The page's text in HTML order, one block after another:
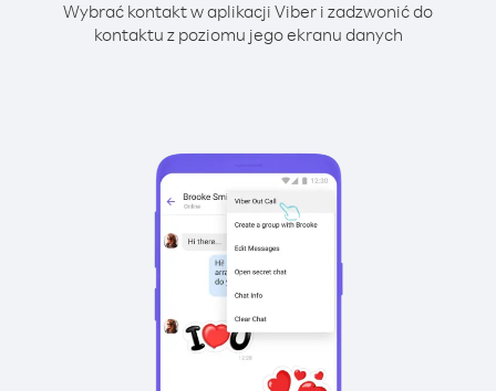
Wybrać kontakt w aplikacji Viber i zadzwonić do
kontaktu z poziomu jego ekranu danych